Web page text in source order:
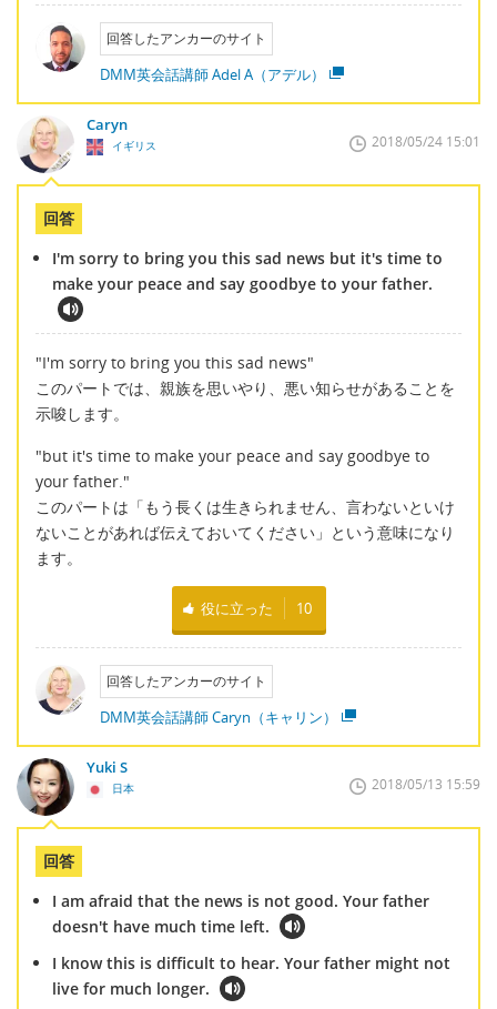
回答したアンカーのサイト
DMM英会話講師 Adel A（アデル）
Caryn
イギリス 2018/05/24 15:01
回答
I'm sorry to bring you this sad news but it's time to
make your peace and say goodbye to your father.
"I'm sorry to bring you this sad news"
このパートでは、親族を思いやり、悪い知らせがあることを
示唆します。
"but it's time to make your peace and say goodbye to
your father."
このパートは「もう長くは生きられません、言わないといけ
ないことがあれば伝えておいてください」という意味になり
ます。
役に立った 10
回答したアンカーのサイト
DMM英会話講師 Caryn（キャリン）
Yuki S
日本 2018/05/13 15:59
回答
I am afraid that the news is not good. Your father
doesn't have much time left.
I know this is difficult to hear. Your father might not
live for much longer.